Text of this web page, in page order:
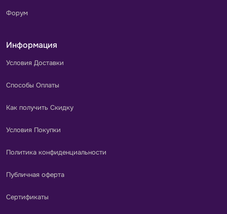
Форум
Информация
Условия Доставки
Способы Оплаты
Как получить Скидку
Условия Покупки
Политика конфиденциальности
Публичная оферта
Сертификаты